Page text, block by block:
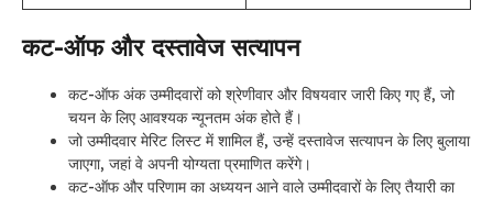
कट-ऑफ और दस्तावेज सत्यापन
कट-ऑफ अंक उम्मीदवारों को श्रेणीवार और विषयवार जारी किए गए हैं, जो
चयन के लिए आवश्यक न्यूनतम अंक होते हैं।
जो उम्मीदवार मेरिट लिस्ट में शामिल हैं, उन्हें दस्तावेज सत्यापन के लिए बुलाया
जाएगा, जहां वे अपनी योग्यता प्रमाणित करेंगे।
कट-ऑफ और परिणाम का अध्ययन आने वाले उम्मीदवारों के लिए तैयारी का